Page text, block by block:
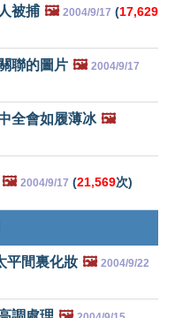
被捕 🖼️ 2004/9/17 (17,629
聯的圖片 🖼️ 2004/9/17
全會如履薄冰 🖼️
🖼️ 2004/9/17 (21,569次)
平間裏化妝 🖼️ 2004/9/22